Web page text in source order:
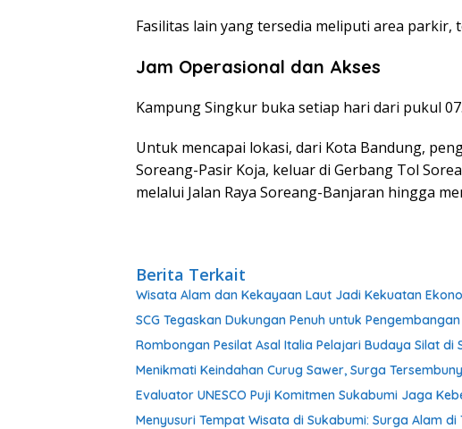
Fasilitas lain yang tersedia meliputi area parkir,
Jam Operasional dan Akses
Kampung Singkur buka setiap hari dari pukul
Untuk mencapai lokasi, dari Kota Bandung,
Soreang-Pasir Koja, keluar di Gerbang Tol
melalui Jalan Raya Soreang-Banjaran hingga
Berita Terkait
Wisata Alam dan Kekayaan Laut Jadi Kekuatan
SCG Tegaskan Dukungan Penuh untuk
Rombongan Pesilat Asal Italia Pelajari Budaya Silat di
Menikmati Keindahan Curug Sawer, Surga
Evaluator UNESCO Puji Komitmen Sukabumi Jaga
Menyusuri Tempat Wisata di Sukabumi: Surga Alam di